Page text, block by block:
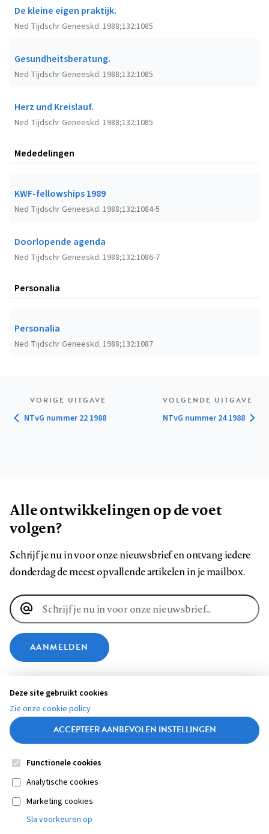
De kleine eigen praktijk.
Ned Tijdschr Geneeskd. 1988;132:1085
Gesundheitsberatung.
Ned Tijdschr Geneeskd. 1988;132:1085
Herz und Kreislauf.
Ned Tijdschr Geneeskd. 1988;132:1085
Mededelingen
KWF-fellowships 1989
Ned Tijdschr Geneeskd. 1988;132:1084-5
Doorlopende agenda
Ned Tijdschr Geneeskd. 1988;132:1086-7
Personalia
Personalia
Ned Tijdschr Geneeskd. 1988;132:1087
VORIGE UITGAVE
NTvG nummer 22 1988
VOLGENDE UITGAVE
NTvG nummer 24 1988
Alle ontwikkelingen op de voet
volgen?
Schrijf je nu in voor onze nieuwsbrief en ontvang iedere
donderdag de meest opvallende artikelen in je mailbox.
E-
mailadres
AANMELDEN
VOLG ONS OP
ons
op
Facebook
Volg
ons
op
LinkedIn
Volg
ons
op
Bluesky
Volg
ons
Volg
ons
Volg
ons
Footer
navigation
Contact Colofon Disclaimer
Deze site gebruikt cookies
Zie onze cookie policy
ACCEPTEER AANBEVOLEN INSTELLINGEN
Functionele cookies
Analytische cookies
Marketing cookies
Sla voorkeuren op